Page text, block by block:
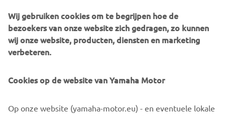
bezoekers van onze website zich gedragen, zo kunnen
wij onze website, producten, diensten en marketing
verbeteren.
versies daarvan - gebruiken we, Yamaha Motor Europe